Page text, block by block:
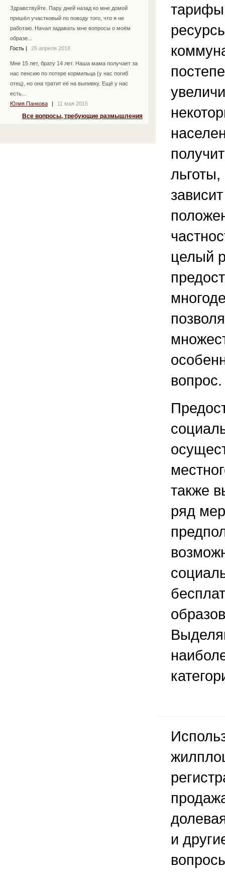
Здравствуйте. Пару дней назад ко мне домой
пришёл участковый по поводу того, что я не
работаю. Начал задавать мне вопросы о моём
образе...
Гость
26 апреля 2018
Мне 15 лет, брату 14 лет. Наша мама получает за
нас пенсию по потере кормильца (у нас погиб
отец), но она тратит её на выпивку. Ещё у нас
есть...
Юлия Панкова
11 мая 2015
Все вопросы, требующие размышления
тарифы
целый
вопрос.
также
ряд
и